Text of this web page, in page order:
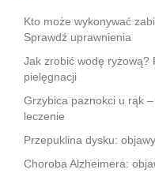
Kto może wykonywać
Sprawdź uprawnienia
Jak zrobić wodę ryżową?
pielęgnacji
Grzybica paznokci u rąk
leczenie
Przepuklina dysku:
Choroba Alzheimera: